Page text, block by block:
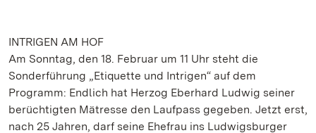
INTRIGEN AM HOF
Am Sonntag, den 18. Februar um 11 Uhr steht die
Sonderführung „Etiquette und Intrigen“ auf dem
Programm: Endlich hat Herzog Eberhard Ludwig seiner
berüchtigten Mätresse den Laufpass gegeben. Jetzt erst,
nach 25 Jahren, darf seine Ehefrau ins Ludwigsburger